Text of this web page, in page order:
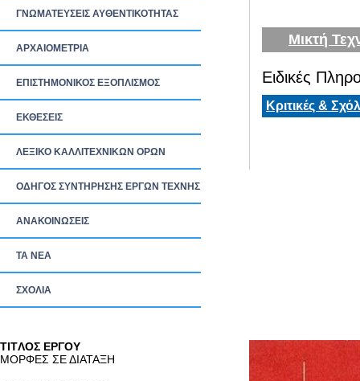
ΓΝΩΜΑΤΕΥΣΕΙΣ ΑΥΘΕΝΤΙΚΟΤΗΤΑΣ
ΑΡΧΑΙΟΜΕΤΡΙΑ
ΕΠΙΣΤΗΜΟΝΙΚΟΣ ΕΞΟΠΛΙΣΜΟΣ
ΕΚΘΕΣΕΙΣ
ΛΕΞΙΚΟ ΚΑΛΛΙΤΕΧΝΙΚΩΝ ΟΡΩΝ
ΟΔΗΓΟΣ ΣΥΝΤΗΡΗΣΗΣ ΕΡΓΩΝ ΤΕΧΝΗΣ
ΑΝΑΚΟΙΝΩΣΕΙΣ
ΤΑ ΝEΑ
ΣΧΟΛΙΑ
Μικτή
Ειδικές
Κριτικές &
TITΛΟΣ ΕΡΓΟΥ
ΜΟΡΦΕΣ ΣΕ ΔΙΑΤΑΞΗ